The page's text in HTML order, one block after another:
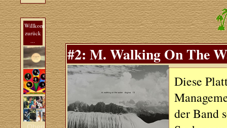
Willkommen
zurück
...
#2: M. Walking On The
Diese
der Band